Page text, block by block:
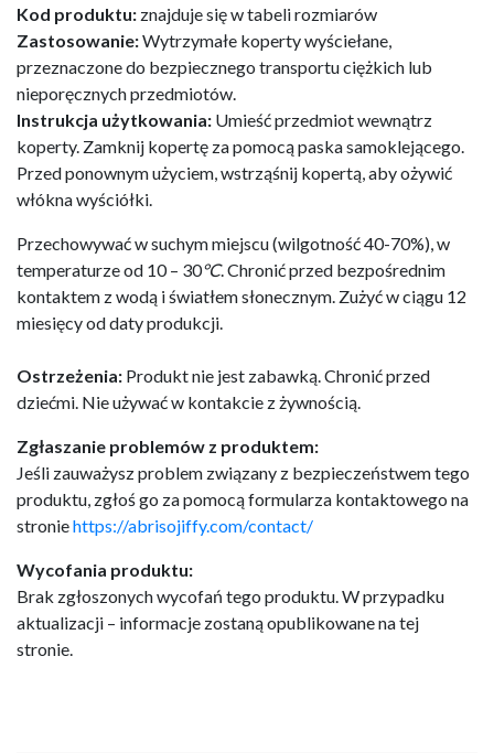
Kod produktu: znajduje się w tabeli rozmiarów
Zastosowanie:Wytrzymałe koperty wyściełane,
przeznaczone do bezpiecznego transportu ciężkich lub
nieporęcznych przedmiotów.
Instrukcja użytkowania: Umieść przedmiot wewnątrz
koperty. Zamknij kopertę za pomocą paska samoklejącego.
Przed ponownym użyciem, wstrząśnij kopertą, aby ożywić
włókna wyściółki.
Przechowywać w suchym miejscu (wilgotność 40-70%), w
temperaturze od 10 – 30°C. Chronić przed bezpośrednim
kontaktem z wodą i światłem słonecznym. Zużyć w ciągu 12
miesięcy od daty produkcji.
Ostrzeżenia: Produkt nie jest zabawką. Chronić przed
dziećmi. Nie używać w kontakcie z żywnością.
Zgłaszanie problemów z produktem:
Jeśli zauważysz problem związany z bezpieczeństwem tego
produktu, zgłoś go za pomocą formularza kontaktowego na
stroniehttps://abrisojiffy.com/contact/
Wycofania produktu:
Brak zgłoszonych wycofań tego produktu. W przypadku
aktualizacji – informacje zostaną opublikowane na tej
stronie.